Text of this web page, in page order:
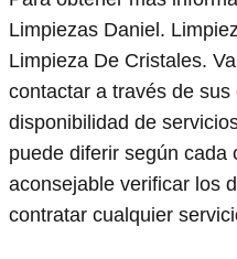
Limpiezas Daniel.
Limpieza De Cristales.
contactar a través de
disponibilidad de
puede diferir según cada
aconsejable verificar los
contratar cualquier